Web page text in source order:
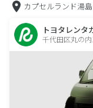
カプセルランド湯
トヨタレンタ
千代田区丸の